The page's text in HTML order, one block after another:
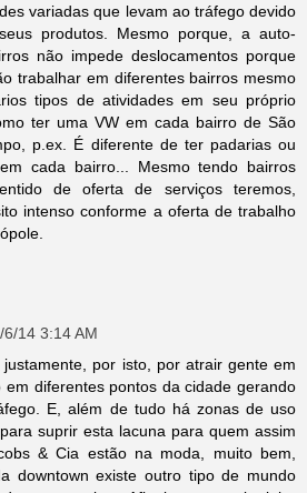
variadas que levam ao tráfego devido
produtos. Mesmo porque, a auto-
não impede deslocamentos porque
trabalhar em diferentes bairros mesmo
tipos de atividades em seu próprio
ter uma VW em cada bairro de São
p.ex. É diferente de ter padarias ou
cada bairro... Mesmo tendo bairros
de oferta de serviços teremos,
intenso conforme a oferta de trabalho
6/14 3:14 AM
por isto, por atrair gente em
em diferentes pontos da cidade gerando
E, além de tudo há zonas de uso
suprir esta lacuna para quem assim
& Cia estão na moda, muito bem,
downtown existe outro tipo de mundo